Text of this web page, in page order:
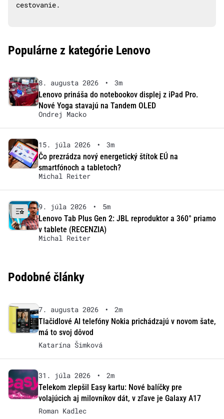
cestovanie.
Populárne z kategórie Lenovo
8. augusta 2026 •
3m
Lenovo prináša do notebookov displej z iPad Pro.
Nové Yoga stavajú na Tandem OLED
Ondrej Macko
15. júla 2026 •
3m
Čo prezrádza nový energetický štítok EÚ na
smartfónoch a tabletoch?
Michal Reiter
9. júla 2026 •
5m
Lenovo Tab Plus Gen 2: JBL reproduktor a 360° priamo
v tablete (RECENZIA)
Michal Reiter
Podobné články
7. augusta 2026 •
2m
Tlačidlové AI telefóny Nokia prichádzajú v novom šate,
má to svoj dôvod
Katarína Šimková
31. júla 2026 •
2m
Telekom zlepšil Easy kartu: Nové balíčky pre
volajúcich aj milovníkov dát, v zľave je Galaxy A17
Roman Kadlec